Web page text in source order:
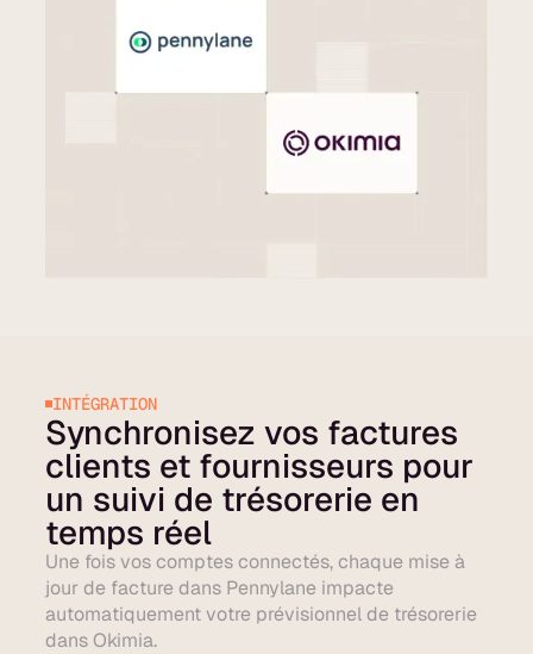
INTÉGRATION
Synchronisez vos factures
clients et fournisseurs pour
un suivi de trésorerie en
temps réel
Une fois vos comptes connectés, chaque mise à
jour de facture dans Pennylane impacte
automatiquement votre prévisionnel de trésorerie
dans Okimia.